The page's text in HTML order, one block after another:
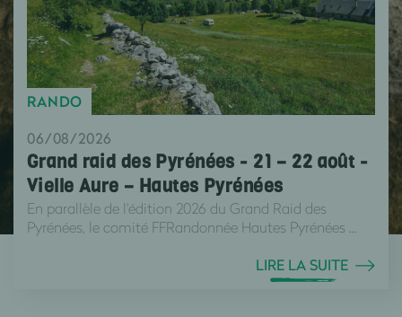
RANDO
06/08/2026
Grand raid des Pyrénées - 21 – 22 août -
Vielle Aure – Hautes Pyrénées
En parallèle de l'édition 2026 du Grand Raid des
Pyrénées, le comité FFRandonnée Hautes Pyrénées ...
LIRE LA SUITE